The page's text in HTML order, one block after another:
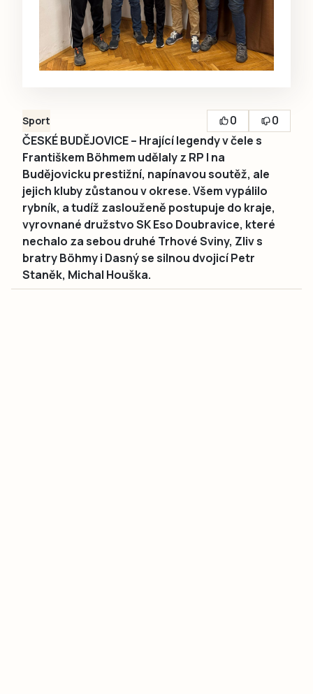
Sport 0
0
ČESKÉ BUDĚJOVICE – Hrající legendy v čele s
Františkem Böhmem udělaly z RP I na
Budějovicku prestižní, napínavou soutěž, ale
jejich kluby zůstanou v okrese. Všem vypálilo
rybník, a tudíž zaslouženě postupuje do kraje,
vyrovnané družstvo SK Eso Doubravice, které
nechalo za sebou druhé Trhové Sviny, Zliv s
bratry Böhmy i Dasný se silnou dvojicí Petr
Staněk, Michal Houška.